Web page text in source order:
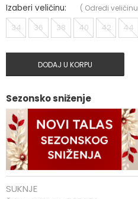
Izaberi veličinu: ( Odredi veličinu
34 36 38 40 42 44
DODAJ U KORPU
Sezonsko sniženje
SUKNJE